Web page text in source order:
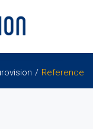
Reference